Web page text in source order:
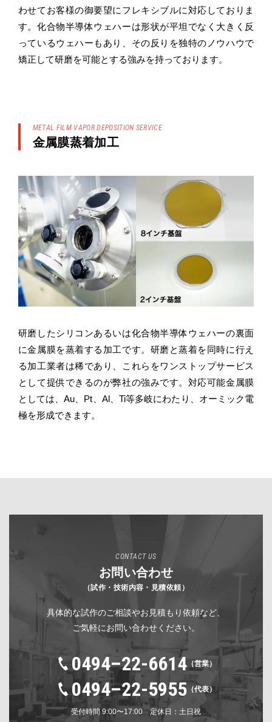
わせてお客様の御要望にフレキシブルに対応しておりま
す。化合物半導体ウェハーは形状が平坦でなく大きく反
っているウェハーもあり、その反りを独特のノウハウで
矯正して研磨を可能とする強みを持っております。
METAL FILM VAPOR DEPOSITION SERVICE
金属膜蒸着加工
研磨したシリコンあるいは化合物半導体ウェハーの裏面
に金属膜を蒸着する加工です。研磨と蒸着を同時に行え
る加工業者は稀であり、これらをワンストップサービス
として提供できるのが弊社の強みです。対応可能金属膜
としては、Au、Pt、Al、Ti等多岐にわたり、オーミック電
極を形成できます。
CONTACT US
お問い合わせ
（試作・技術内容・見積依頼）
具体的な試作のご相談やお見積もり依頼など、
ご気軽にお問い合わせください。
0494–22-6614 （営業）
0494–22-5955 （代表）
受付時間 9:00〜17:00 定休日：土日祝